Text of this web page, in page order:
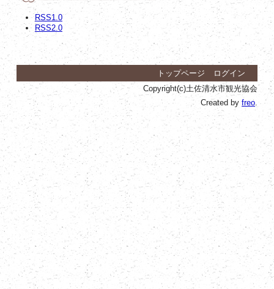
RSS1.0
RSS2.0
トップページ
ログイン
Copyright(c)土佐清水市観光協会
Created byfreo.